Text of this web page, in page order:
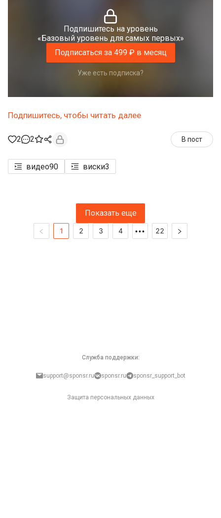
Подпишитесь на уровень
«Базовый уровень для самых первых»
Подписаться за 499 ₽ в месяц
Уже есть подписка?
Подпишитесь, чтобы читать далее
2 2 В пост
видео90 виски3
Показать еще
1 2 3 4 ••• 22
Служба поддержки:
support@sponsr.ru sponsr.ru sponsr_support_bot
Защита персональных данных